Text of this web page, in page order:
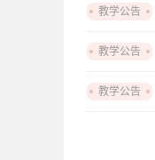
教学公告
教学公告
教学公告